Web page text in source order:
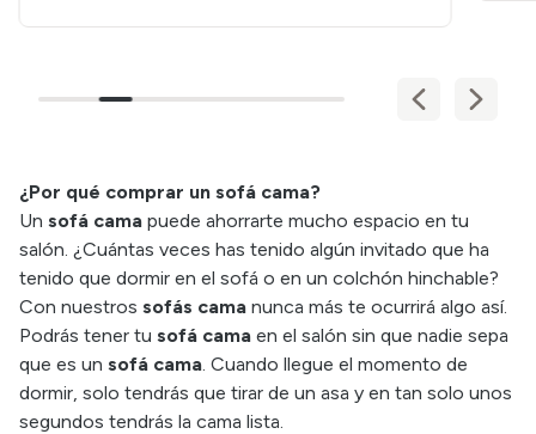
¿Por qué comprar un sofá cama?
Un sofá cama puede ahorrarte mucho espacio en tu
salón. ¿Cuántas veces has tenido algún invitado que ha
tenido que dormir en el sofá o en un colchón hinchable?
Con nuestros sofás cama nunca más te ocurrirá algo así.
Podrás tener tu sofá cama en el salón sin que nadie sepa
que es un sofá cama . Cuando llegue el momento de
dormir, solo tendrás que tirar de un asa y en tan solo unos
segundos tendrás la cama lista.